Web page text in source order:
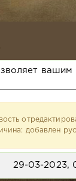
добавлен
29-03-2023,